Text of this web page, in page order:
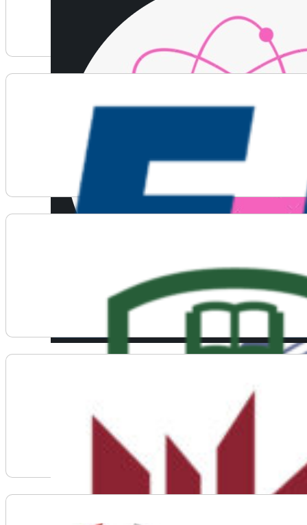
Voir plus d'informations sur FEM-STEM Club
Voir plus d'informations sur Fluor
Voir plus d'informations sur MacEwan University